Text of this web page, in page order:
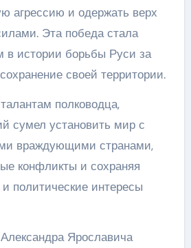
агрессию и одержать верх
Эта победа стала
истории борьбы Руси за
своей территории.
полководца,
сумел установить мир с
враждующими странами,
конфликты и сохраняя
политические интересы
Ярославича